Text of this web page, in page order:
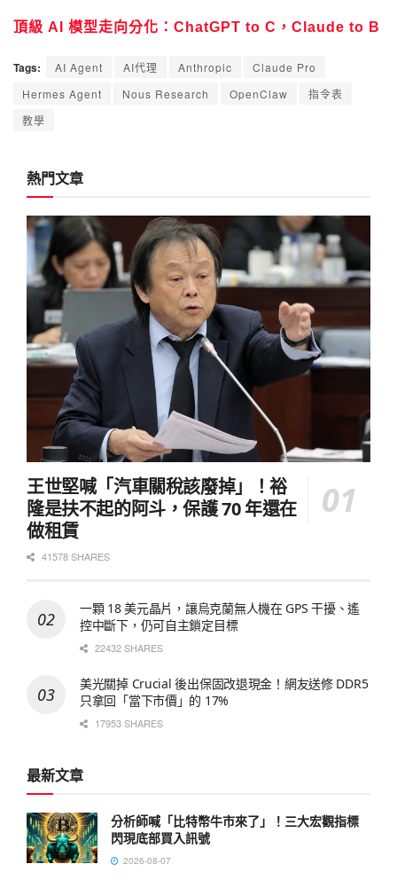
頂級 AI 模型走向分化：ChatGPT to C，Claude to B
Tags: AI Agent AI代理 Anthropic
Claude Pro
Hermes Agent
Nous Research OpenClaw
指令表
教學
熱門文章
王世堅喊「汽車關稅該廢掉」！裕
隆是扶不起的阿斗，保護 70 年還在
做租賃
41578 SHARES
一顆 18 美元晶片，讓烏克蘭無人機在 GPS 干擾、遙
控中斷下，仍可自主鎖定目標
22432 SHARES
美光關掉 Crucial 後出保固改退現金！網友送修 DDR5
只拿回「當下市價」的 17%
17953 SHARES
最新文章
分析師喊「比特幣牛市來了」！三大宏觀指標
閃現底部買入訊號
2026-08-07